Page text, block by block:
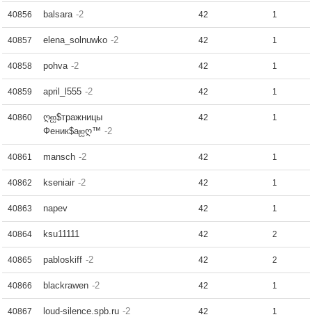
40856 balsara -2 42 1
40857 elena_solnuwko -2 42 1
40858 pohva -2 42 1
40859 april_l555 -2 42 1
40860
ღஐ$тражницы
Феник$аஐღ™ -2
42 1
40861 mansch -2 42 1
40862 kseniair -2 42 1
40863 napev 42 1
40864 ksu11111 42 2
40865 pabloskiff -2 42 2
40866 blackrawen -2 42 1
40867 loud-silence.spb.ru -2 42 1